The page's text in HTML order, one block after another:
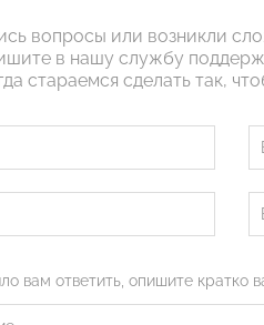
вопросы или возникли
в нашу службу
стараемся сделать так,
вам ответить, опишите кратко